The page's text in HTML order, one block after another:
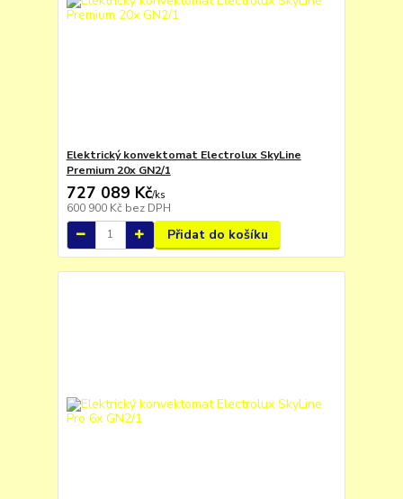
Elektrický konvektomat Electrolux SkyLine
Premium 20x GN2/1
727 089 Kč/ks
600 900 Kč bez DPH
Přidat do košíku